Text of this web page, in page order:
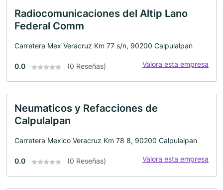
Radiocomunicaciones del Altip Lano
Federal Comm
Carretera Mex Veracruz Km 77 s/n, 90200 Calpulalpan
0.0 (0 Reseñas) Valora esta empresa
Neumaticos y Refacciones de
Calpulalpan
Carretera Mexico Veracruz Km 78 8, 90200 Calpulalpan
0.0 (0 Reseñas) Valora esta empresa